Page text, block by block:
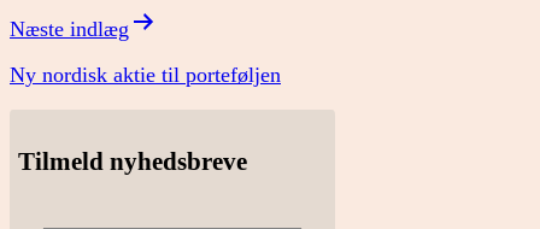
Næste indlæg
Ny nordisk aktie til porteføljen
Tilmeld nyhedsbreve